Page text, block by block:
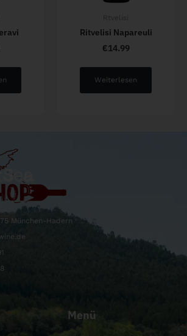
Rtvelisi
Ritvelisi Napareuli
€14.99
Weiterlesen
München-Hadern
Menü